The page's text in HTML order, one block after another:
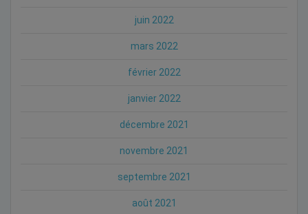
juin 2022
mars 2022
février 2022
janvier 2022
décembre 2021
novembre 2021
septembre 2021
août 2021